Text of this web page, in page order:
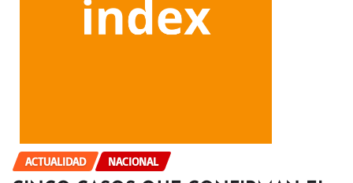
ACTUALIDAD NACIONAL